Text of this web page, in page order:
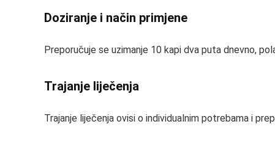
Doziranje i način primjene
Preporučuje se uzimanje 10 kapi dva puta dnevno,
Trajanje liječenja
Trajanje liječenja ovisi o individualnim potrebama i